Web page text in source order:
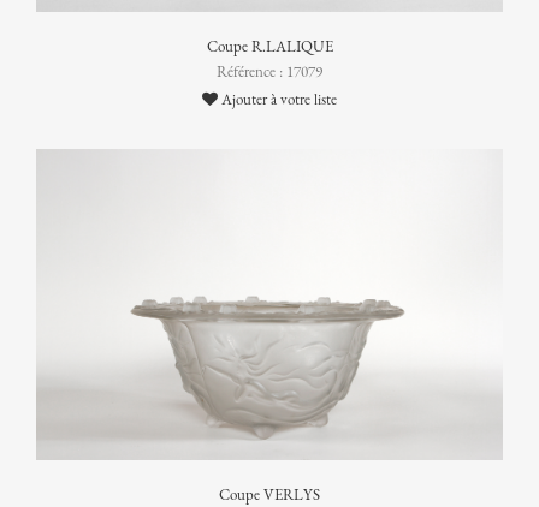
Coupe R.LALIQUE
Référence : 17079
Ajouter à votre liste
Coupe VERLYS